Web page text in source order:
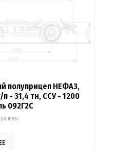
полуприцеп НЕФАЗ,
п - 31,4 тн, ССУ - 1200
092Г2С